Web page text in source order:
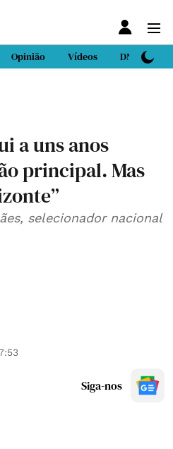
Opinião Vídeos DN Sport
a uns anos
principal. Mas
selecionador nacional
Siga-nos